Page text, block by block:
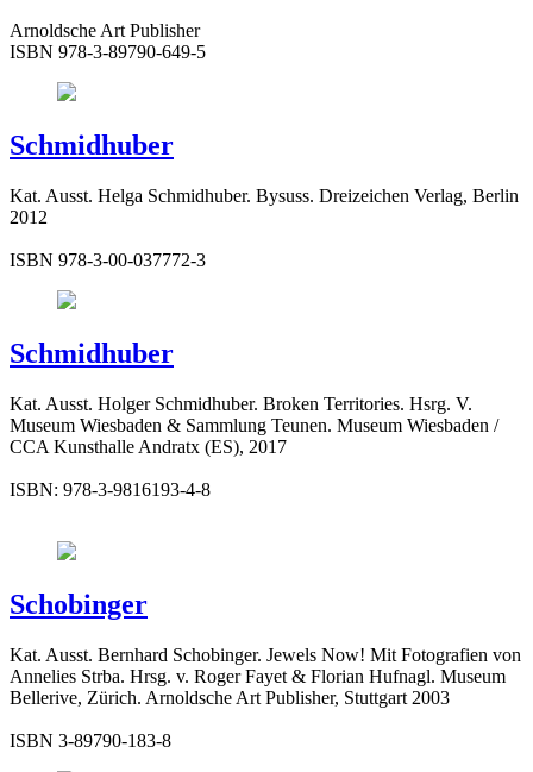
Arnoldsche Art Publisher
ISBN 978-3-89790-649-5
Schmidhuber
Kat. Ausst. Helga Schmidhuber. Bysuss. Dreizeichen Verlag, Berlin
2012
ISBN 978-3-00-037772-3
Schmidhuber
Kat. Ausst. Holger Schmidhuber. Broken Territories. Hsrg. V.
Museum Wiesbaden & Sammlung Teunen. Museum Wiesbaden /
CCA Kunsthalle Andratx (ES), 2017
ISBN: 978-3-9816193-4-8
Schobinger
Kat. Ausst. Bernhard Schobinger. Jewels Now! Mit Fotografien von
Annelies Strba. Hrsg. v. Roger Fayet & Florian Hufnagl. Museum
Bellerive, Zürich. Arnoldsche Art Publisher, Stuttgart 2003
ISBN 3-89790-183-8